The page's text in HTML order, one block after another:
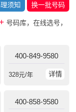
须知 换一批号码
号码库，在线选号，
400-849-9580
详情
328元/年
400-858-9580